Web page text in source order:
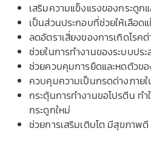
เสริมความแข็งแรงของกระดูก
เป็นส่วนประกอบที่ช่วยให้เลือด
ลดอัตราเสี่ยงของการเกิดโรค
ช่วยในการทำงานของระบบประ
ช่วยควบคุมการยืดและหดตัวข
ควบคุมความเป็นกรดด่างภายใ
กระตุ้นการทำงานขอโปรตีน ท
กระดูกใหม่
ช่วยการเสริมเติบโต มีสุขภาพดี